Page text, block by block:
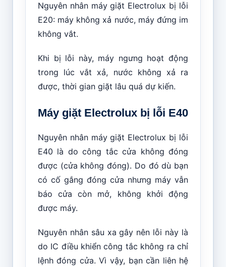
Nguyên nhân máy giặt Electrolux bị lỗi
E20: máy không xả nước, máy đứng im
không vắt.
Khi bị lỗi này, máy ngưng hoạt động
trong lúc vắt xả, nước không xả ra
được, thời gian giặt lâu quá dự kiến.
Máy giặt Electrolux bị lỗi E40
Nguyên nhân máy giặt Electrolux bị lỗi
E40 là do công tắc cửa không đóng
được (cửa không đóng). Do đó dù bạn
có cố gắng đóng cửa nhưng máy vẫn
báo cửa còn mở, không khởi động
được máy.
Nguyên nhân sâu xa gây nên lỗi này là
do IC điều khiển công tắc không ra chỉ
lệnh đóng cửa. Vì vậy, bạn cần liên hệ